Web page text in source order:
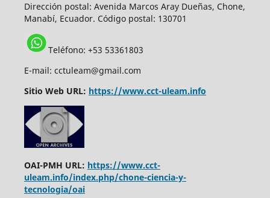
Dirección postal: Avenida Marcos Aray Dueñas, Chone,
Manabí, Ecuador. Código postal: 130701
Teléfono: +53 53361803
E-mail: cctuleam@gmail.com
Sitio Web URL: https://www.cct-uleam.info
OAI-PMH URL: https://www.cct-
uleam.info/index.php/chone-ciencia-y-
tecnologia/oai